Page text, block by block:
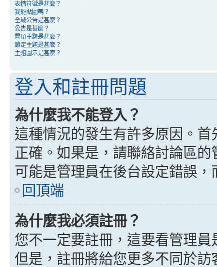
表情符號是甚麼？
我能貼圖嗎？
全域公告是甚麼？
公告是甚麼？
置頂主題是甚麼？
鎖定主題是甚麼？
主題圖示是甚麼？
登入和註冊問題
為什麼我不能登入？
這種情況的發生有許多原因。
正確。如果是，請聯絡討論區
可能是管理員在後台設定錯誤
回頂端
為什麼我必須註冊？
您不一定要註冊，這要看管理
但是，註冊將給您更多不同於